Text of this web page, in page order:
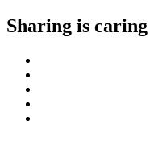
Sharing is caring